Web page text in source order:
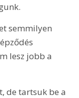
semmilyen
lesz jobb a
de tartsuk be a